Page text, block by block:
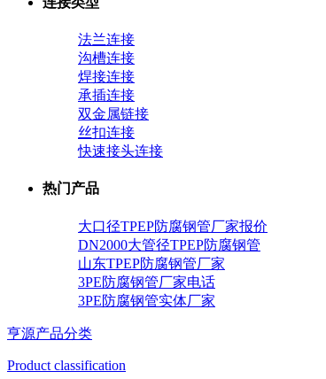
法兰连接
沟槽连接
焊接连接
承插连接
双金属链接
丝扣连接
快速接头连接
热门产品
大口径TPEP防腐钢管厂家报价
DN2000大管径TPEP防腐钢管
山东TPEP防腐钢管厂家
3PE防腐钢管厂家电话
3PE防腐钢管实体厂家
亨源产品分类
Product classification